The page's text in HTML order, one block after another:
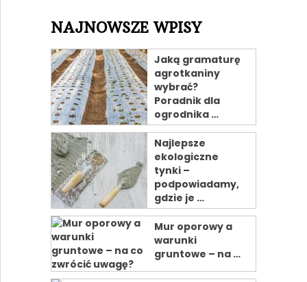
NAJNOWSZE WPISY
Jaką gramaturę
agrotkaniny
wybrać?
Poradnik dla
ogrodnika …
Najlepsze
ekologiczne
tynki –
podpowiadamy,
gdzie je …
Mur oporowy a
warunki
gruntowe – na …